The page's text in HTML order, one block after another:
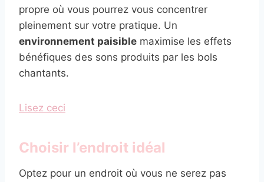
propre où vous pourrez vous concentrer
pleinement sur votre pratique. Un
environnement paisible maximise les effets
bénéfiques des sons produits par les bols
chantants.
Lisez ceci
Choisir l’endroit idéal
Optez pour un endroit où vous ne serez pas